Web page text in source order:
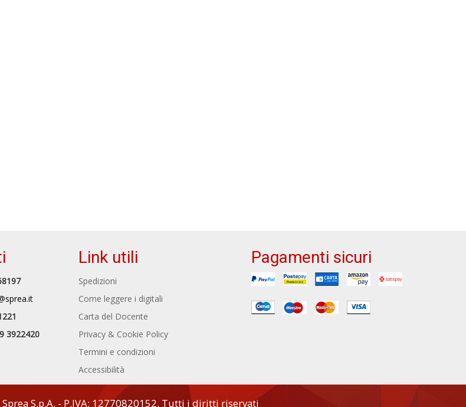
3922420
Link utili
Spedizioni
Come leggere i digitali
Carta del Docente
Privacy & Cookie Policy
Termini e condizioni
Accessibilità
Pagamenti sicuri
S.p.A. - P.IVA: 12770820152. Tutti i diritti riservati